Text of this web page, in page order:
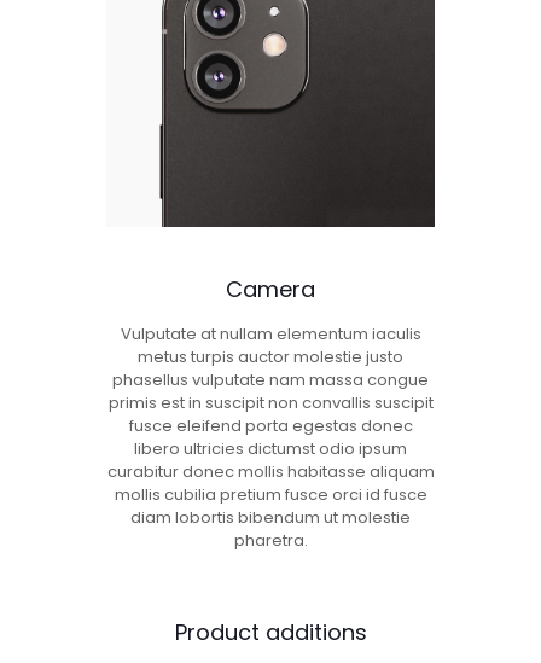
Camera
Vulputate at nullam elementum iaculis
metus turpis auctor molestie justo
phasellus vulputate nam massa congue
primis est in suscipit non convallis suscipit
fusce eleifend porta egestas donec
libero ultricies dictumst odio ipsum
curabitur donec mollis habitasse aliquam
mollis cubilia pretium fusce orci id fusce
diam lobortis bibendum ut molestie
pharetra.
Product additions